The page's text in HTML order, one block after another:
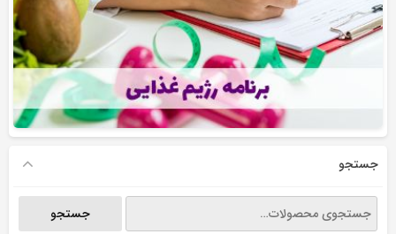
جستجو
جستجو
برای:
جستجو